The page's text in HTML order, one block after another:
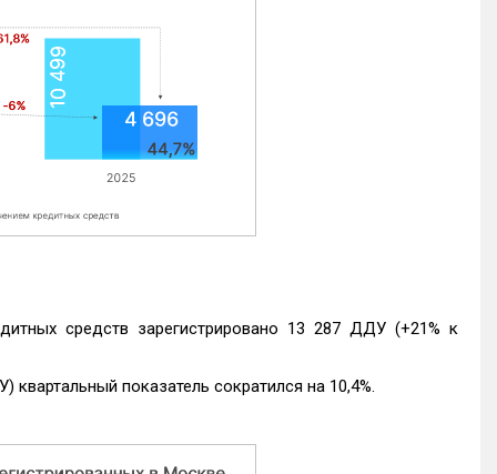
средств зарегистрировано 13 287 ДДУ (+21% к
показатель сократился на 10,4%.